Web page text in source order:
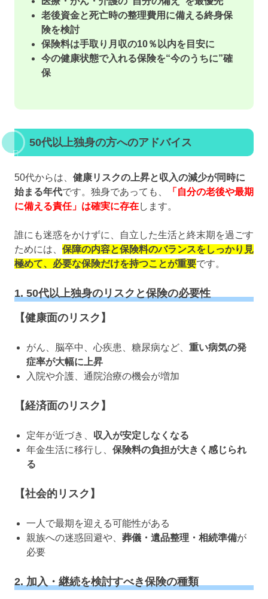
老後資金と死亡時の整理費用に備える終身保
険を検討
保険料は手取り月収の10％以内を目安に
今の健康状態で入れる保険を“今のうちに”確
保
50代以上独身の方へのアドバイス
50代からは、 健康リスクの上昇と収入の減少が同時に
始まる年代です。独身であっても、
「自分の老後や最期
に備える責任」は確実に存在します。
誰にも迷惑をかけずに、自立した生活と終末期を過ごす
ためには、 保障の内容と保険料のバランスをしっかり見
極めて、必要な保険だけを持つことが重要です。
1. 50代以上独身のリスクと保険の必要性
【健康面のリスク】
がん、脳卒中、心疾患、糖尿病など、 重い病気の発
症率が大幅に上昇
入院や介護、通院治療の機会が増加
【経済面のリスク】
定年が近づき、 収入が安定しなくなる
年金生活に移行し、 保険料の負担が大きく感じられ
る
【社会的リスク】
一人で最期を迎える可能性がある
親族への迷惑回避や、 葬儀・遺品整理・相続準備が
必要
2. 加入・継続を検討すべき保険の種類